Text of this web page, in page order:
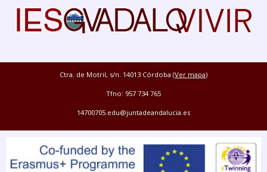
Ctra. de Motril, s/n. 14013 Córdoba (Ver mapa)
Tfno: 957 734 765
14700705.edu@juntadeandalucia.es